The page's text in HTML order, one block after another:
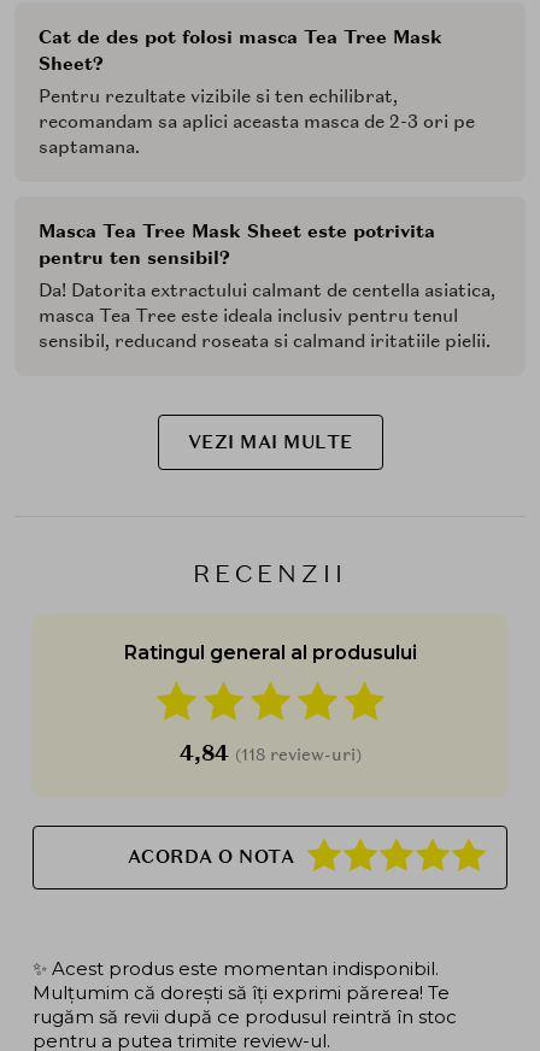
Cat de des pot folosi masca Tea Tree Mask
Sheet?
Pentru rezultate vizibile si ten echilibrat,
recomandam sa aplici aceasta masca de 2-3 ori pe
saptamana.
Masca Tea Tree Mask Sheet este potrivita
pentru ten sensibil?
Da! Datorita extractului calmant de centella asiatica,
masca Tea Tree este ideala inclusiv pentru tenul
sensibil, reducand roseata si calmand iritatiile pielii.
VEZI MAI MULTE
RECENZII
Ratingul general al produsului
4,84 (118 review-uri)
ACORDA O NOTA
✨ Acest produs este momentan indisponibil.
Mulțumim că dorești să îți exprimi părerea! Te
rugăm să revii după ce produsul reintră în stoc
pentru a putea trimite review-ul.